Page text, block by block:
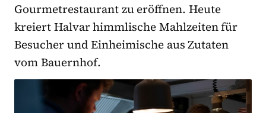
Gourmetrestaurant zu eröffnen. Heute
kreiert Halvar himmlische Mahlzeiten für
Besucher und Einheimische aus Zutaten
vom Bauernhof.